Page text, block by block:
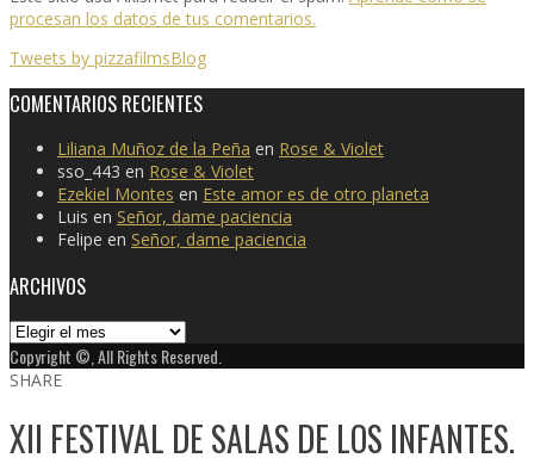
procesan los datos de tus comentarios.
Tweets by pizzafilmsBlog
COMENTARIOS RECIENTES
Liliana Muñoz de la Peña en Rose & Violet
sso_443 en Rose & Violet
Ezekiel Montes en Este amor es de otro planeta
Luis en Señor, dame paciencia
Felipe en Señor, dame paciencia
ARCHIVOS
Archivos
Copyright ©, All Rights Reserved.
SHARE
XII FESTIVAL DE SALAS DE LOS INFANTES.